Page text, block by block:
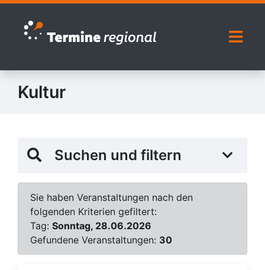
Zur Navigation springen
Zum Inhalt springen
Kultur
Suchen und filtern
Sie haben Veranstaltungen nach den
folgenden Kriterien gefiltert:
Tag: Sonntag, 28.06.2026
Gefundene Veranstaltungen: 30